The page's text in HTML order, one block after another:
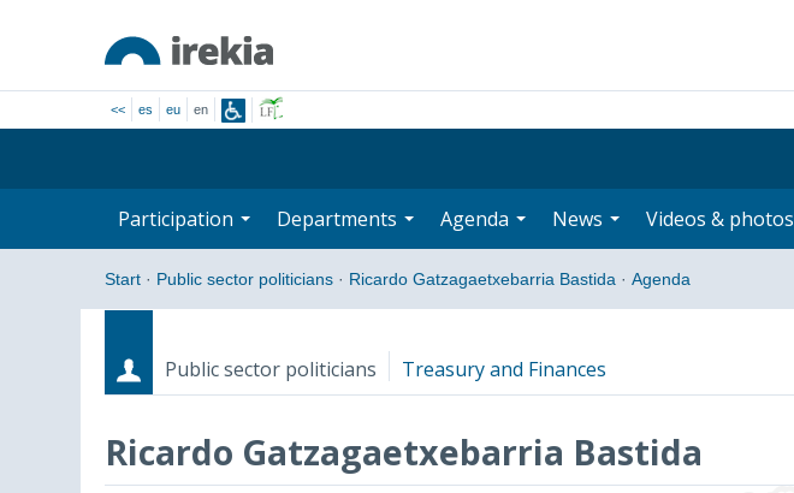
<< es eu en
Participation Departments Agenda News Videos & photos
Start · Public sector politicians · Ricardo Gatzagaetxebarria Bastida · Agenda
Public sector politicians Treasury and Finances
Ricardo Gatzagaetxebarria Bastida